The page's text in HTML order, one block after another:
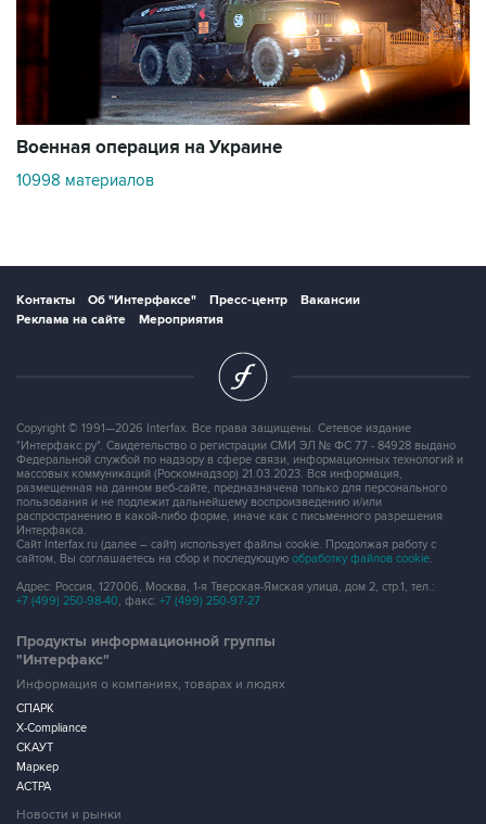
Военная операция на Украине
10998 материалов
Контакты Об "Интерфаксе" Пресс-центр
Вакансии
Реклама на сайте
Мероприятия
Copyright © 1991—2026 Interfax. Все права защищены. Сетевое издание
"Интерфакс.ру". Свидетельство о регистрации СМИ ЭЛ № ФС 77 - 84928 выдано
Федеральной службой по надзору в сфере связи, информационных технологий и
массовых коммуникаций (Роскомнадзор) 21.03.2023. Вся информация,
размещенная на данном веб-сайте, предназначена только для персонального
пользования и не подлежит дальнейшему воспроизведению и/или
распространению в какой-либо форме, иначе как с письменного разрешения
Интерфакса.
Сайт Interfax.ru (далее – сайт) использует файлы cookie. Продолжая работу с
сайтом, Вы соглашаетесь на сбор и последующую обработку файлов cookie.
Адрес: Россия, 127006, Москва, 1-я Тверская-Ямская улица, дом 2, стр.1, тел.:
+7 (499) 250-98-40, факс: +7 (499) 250-97-27
Продукты информационной группы
"Интерфакс"
Информация о компаниях, товарах и людях
СПАРК
X-Compliance
СКАУТ
Маркер
АСТРА
Новости и рынки